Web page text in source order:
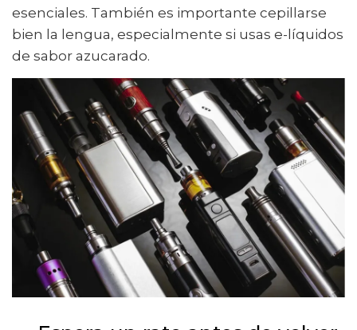
esenciales. También es importante cepillarse
bien la lengua, especialmente si usas e-líquidos
de sabor azucarado.